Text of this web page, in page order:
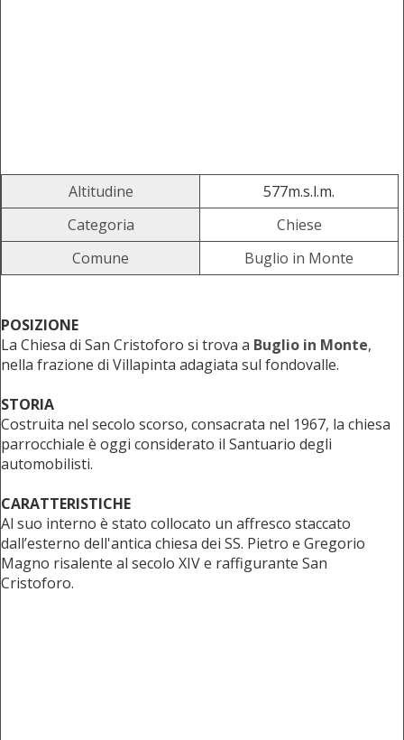
Altitudine
577m.s.l.m.
Categoria
Chiese
Comune
Buglio in Monte
POSIZIONE
La Chiesa di San Cristoforo si trova a Buglio in Monte,
nella frazione di Villapinta adagiata sul fondovalle.
STORIA
Costruita nel secolo scorso, consacrata nel 1967, la chiesa
parrocchiale è oggi considerato il Santuario degli
automobilisti.
CARATTERISTICHE
Al suo interno è stato collocato un affresco staccato
dall’esterno dell'antica chiesa dei SS. Pietro e Gregorio
Magno risalente al secolo XIV e raffigurante San
Cristoforo.